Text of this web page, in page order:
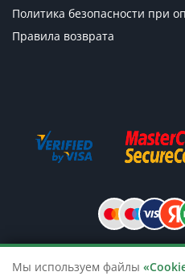
Политика безопасности при
Правила возврата
© 2026
Мы используем файлы